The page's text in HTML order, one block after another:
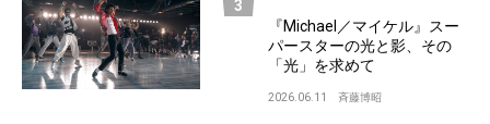
『Michael／マイケル』スー
パースターの光と影、その
「光」を求めて
2026.06.11 斉藤博昭